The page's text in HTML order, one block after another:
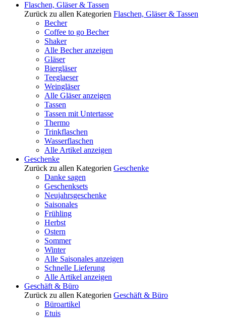
Flaschen, Gläser & Tassen
Zurück zu allen Kategorien Flaschen, Gläser & Tassen
Becher
Coffee to go Becher
Shaker
Alle Becher anzeigen
Gläser
Biergläser
Teeglaeser
Weingläser
Alle Gläser anzeigen
Tassen
Tassen mit Untertasse
Thermo
Trinkflaschen
Wasserflaschen
Alle Artikel anzeigen
Geschenke
Zurück zu allen Kategorien Geschenke
Danke sagen
Geschenksets
Neujahrsgeschenke
Saisonales
Frühling
Herbst
Ostern
Sommer
Winter
Alle Saisonales anzeigen
Schnelle Lieferung
Alle Artikel anzeigen
Geschäft & Büro
Zurück zu allen Kategorien Geschäft & Büro
Büroartikel
Etuis